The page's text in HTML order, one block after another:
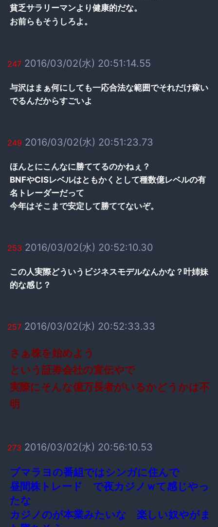
貧乏サラリーマンより健康的だな。
お前らもそうしろよ。
247 2016/03/02(水) 20:51:14.55
与沢はまぁ何にしても一応合法な範囲でそれだけ稼い
でるんだからすごいよ
249 2016/03/02(水) 20:51:23.73
ほんとにこんなに勝ててるのかねぇ？
BNFやCISレベルはともかくとして種数億レベルの有
名トレーダーだって
今年はそこまで安定して勝ててないぞ。
253 2016/03/02(水) 20:52:10.30
この人実際どういうビジネスモデルなんかな？叶姉妹
的な感じ？
257 2016/03/02(水) 20:52:33.33
さぁ株を始めよう
という証券会社の宣伝やで
実際にそんな億万長者がいるかどうかは不
明
273 2016/03/02(水) 20:56:10.53
ブマラヨの番組ではシンガに住んで
昼間株トレード で夜カジノｗて感じやっ
たな
カジノのが本業みたいな 楽しい奴やがま